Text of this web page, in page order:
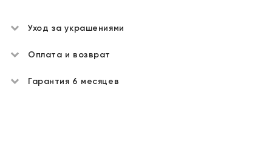
Уход за украшениями
Оплата и возврат
Гарантия 6 месяцев